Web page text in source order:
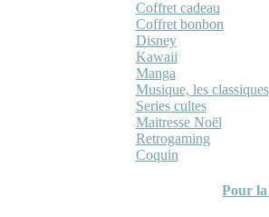
Coffret cadeau
Coffret bonbon
Disney
Kawaii
Manga
Musique, les classiques
Series cultes
Maitresse Noël
Retrogaming
Coquin
Pour